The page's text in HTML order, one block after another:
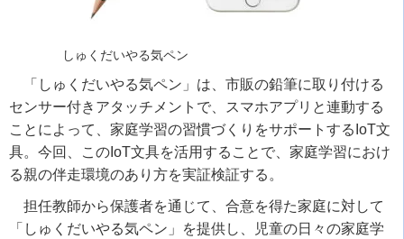
しゅくだいやる気ペン
「しゅくだいやる気ペン」は、市販の鉛筆に取り付ける
センサー付きアタッチメントで、スマホアプリと連動する
ことによって、家庭学習の習慣づくりをサポートするIoT文
具。今回、このIoT文具を活用することで、家庭学習におけ
る親の伴走環境のあり方を実証検証する。
担任教師から保護者を通じて、合意を得た家庭に対して
「しゅくだいやる気ペン」を提供し、児童の日々の家庭学